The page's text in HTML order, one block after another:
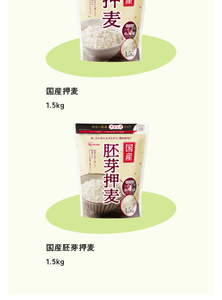
国産押麦
1.5kg
国産胚芽押麦
1.5kg